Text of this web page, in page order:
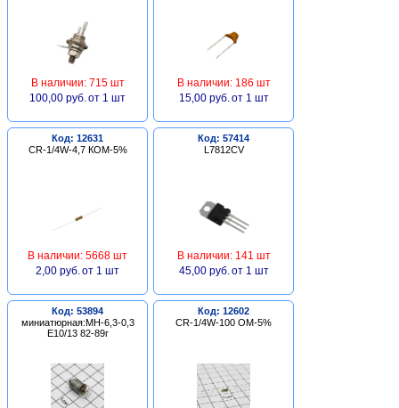
В наличии: 715 шт
100,00 руб. от 1 шт
В наличии: 186 шт
15,00 руб. от 1 шт
Код: 12631
CR-1/4W-4,7 КОМ-5%
В наличии: 5668 шт
2,00 руб. от 1 шт
Код: 57414
L7812CV
В наличии: 141 шт
45,00 руб. от 1 шт
Код: 53894
миниатюрная:МН-6,3-0,3
Е10/13 82-89г
Код: 12602
CR-1/4W-100 ОМ-5%